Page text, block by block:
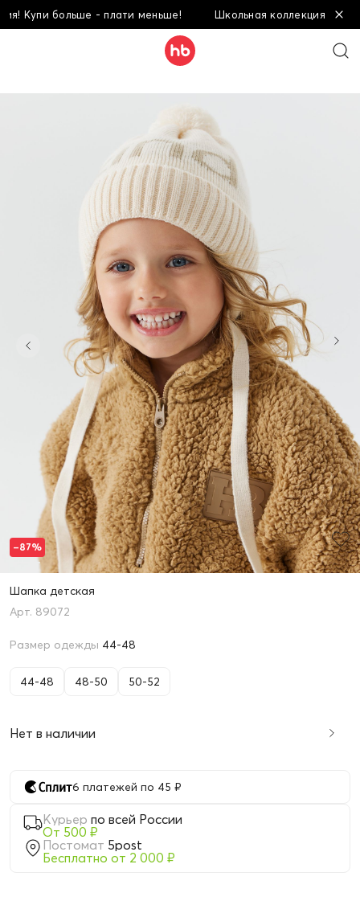
Купи больше - плати меньше! Школьная коллекция! Купи
Шапка детская
89072
Размер одежды 44-48
44-48 48-50 50-52
Нет в наличии
6 платежей по 45 ₽
Курьер по всей России
От 500 ₽
Постомат 5post
Бесплатно от 2 000 ₽
–87%